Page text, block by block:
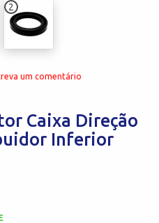
2
um comentário
Caixa Direção
Inferior